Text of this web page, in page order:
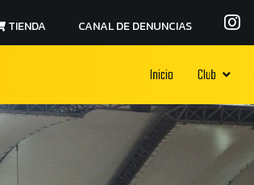
TIENDA CANAL DE DENUNCIAS
Inicio Club